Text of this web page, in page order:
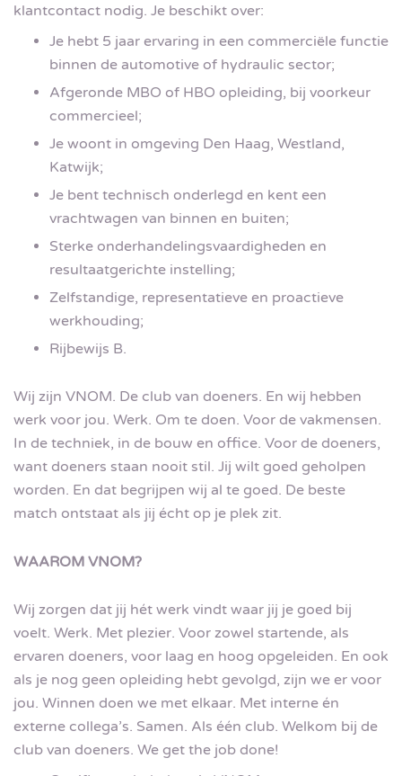
klantcontact nodig. Je beschikt over:
Je hebt 5 jaar ervaring in een commerciële functie
binnen de automotive of hydraulic sector;
Afgeronde MBO of HBO opleiding, bij voorkeur
commercieel;
Je woont in omgeving Den Haag, Westland,
Katwijk;
Je bent technisch onderlegd en kent een
vrachtwagen van binnen en buiten;
Sterke onderhandelingsvaardigheden en
resultaatgerichte instelling;
Zelfstandige, representatieve en proactieve
werkhouding;
Rijbewijs B.
Wij zijn VNOM. De club van doeners. En wij hebben
werk voor jou. Werk. Om te doen. Voor de vakmensen.
In de techniek, in de bouw en office. Voor de doeners,
want doeners staan nooit stil. Jij wilt goed geholpen
worden. En dat begrijpen wij al te goed. De beste
match ontstaat als jij écht op je plek zit.
WAAROM VNOM?
Wij zorgen dat jij hét werk vindt waar jij je goed bij
voelt. Werk. Met plezier. Voor zowel startende, als
ervaren doeners, voor laag en hoog opgeleiden. En ook
als je nog geen opleiding hebt gevolgd, zijn we er voor
jou. Winnen doen we met elkaar. Met interne én
externe collega’s. Samen. Als één club. Welkom bij de
club van doeners. We get the job done!